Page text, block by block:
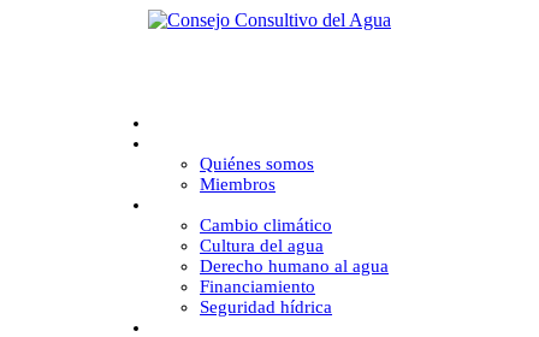
Quiénes somos
Miembros
Cambio climático
Cultura del agua
Derecho humano al agua
Financiamiento
Seguridad hídrica